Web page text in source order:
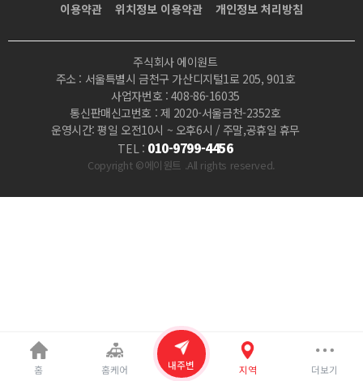
능
이용약관 위치정보 이용약관 개인정보 처리방침
주식회사 에이원트
주소 : 서울특별시 금천구 가산디지털1로 205, 901호
사업자번호 : 408-86-16035
통신판매신고번호 : 제 2020-서울금천-2352호
운영시간: 평일 오전10시 ~ 오후6시 / 주말,공휴일 휴무
TEL : 010-9799-4456
Copyright ©에이원트 .All rights reserved.
홈 홈케어 내주변 지역 더보기